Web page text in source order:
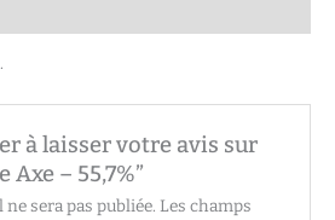
à laisser votre avis sur
Axe – 55,7%”
sera pas publiée. Les champs